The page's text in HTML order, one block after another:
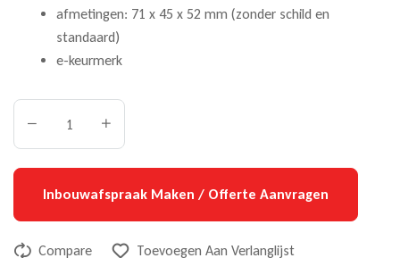
afmetingen: 71 x 45 x 52 mm (zonder schild en
standaard)
e-keurmerk
Inbouwafspraak Maken / Offerte Aanvragen
Compare Toevoegen Aan Verlanglijst